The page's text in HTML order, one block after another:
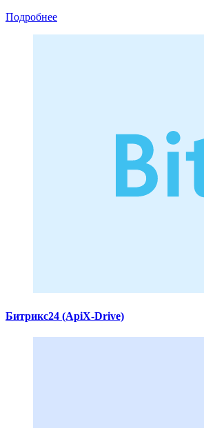
Подробнее
Битрикс24 (ApiX-Drive)